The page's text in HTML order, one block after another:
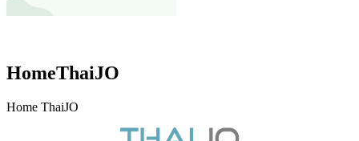
HomeThaiJO
Home ThaiJO